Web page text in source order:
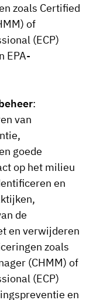
zoals Certified
of
(ECP)
EPA-
:
van
goede
op het milieu
en
de
en verwijderen
zoals
(CHMM) of
(ECP)
en